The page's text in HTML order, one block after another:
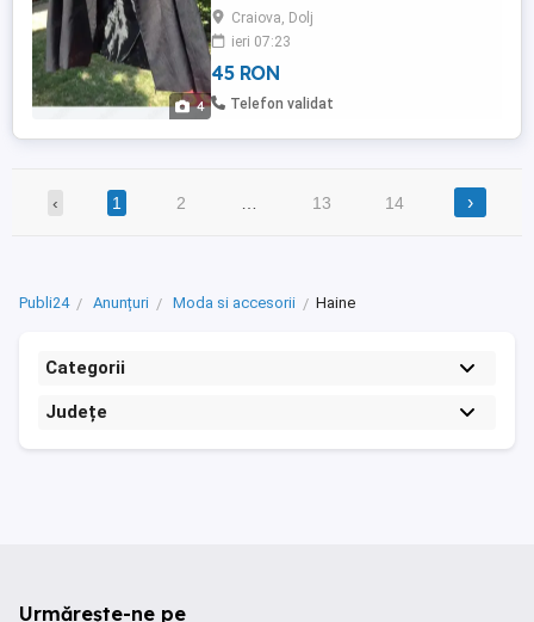
4
kaki, noi_A2
Craiova, Dolj
ieri 07:23
45 RON
Telefon validat
‹ 1 2 13 14 ›
Publi24 Anunțuri Moda si accesorii Haine
Categorii
Județe
Urmărește-ne pe